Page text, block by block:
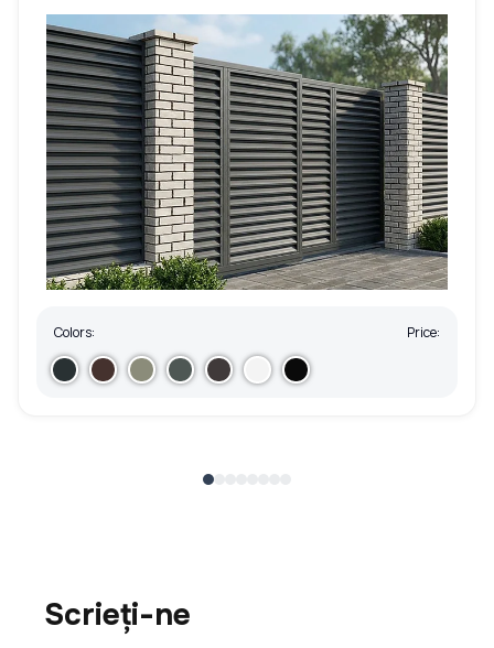
Colors: Price:
Scrieți-ne